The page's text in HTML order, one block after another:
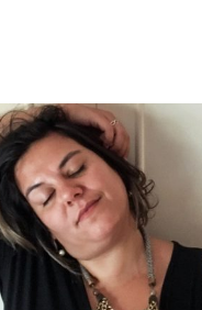
DA MENTE, E SINTA
VOCÊ REALMENTE